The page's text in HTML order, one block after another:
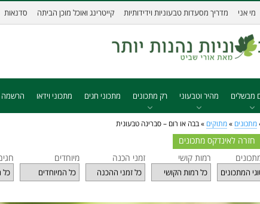
מי אני מדריך מסעדות טבעוניות וידידותיות קייטרינג ואוכל מוכן הביתה סדנאות
מבשלים מהיר וטבעוני רק מתכונים מתכוני חגים מתכוני וידאו הרשמה
מתכונים » מתוקים »בבה או רום – סברינה טבעונית
חזרה לאינדקס מתכונים
רמות קושי זמני הכנה מיוחדים